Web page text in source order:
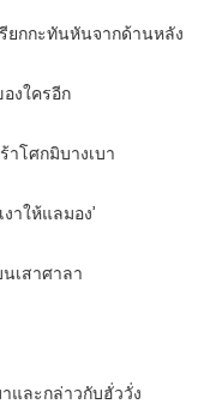
รียกกะทันหันจากด้านหลัง
งใครอีก
าโศกมิบางเบา
าให้แลมอง’
เสาศาลา
และกล่าวกับฮั่ววั่ง